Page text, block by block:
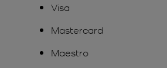
Visa
Mastercard
Maestro